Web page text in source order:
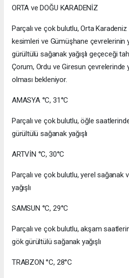
ORTA ve DOĞU KARADENİZ
Parçalı ve çok bulutlu, Orta Karadeniz
kesimleri ve Gümüşhane çevrelerinin
gürültülü sağanak yağışlı geçeceği
Çorum, Ordu ve Giresun çevrelerinde
olması bekleniyor.
AMASYA °C, 31°C
Parçalı ve çok bulutlu, öğle
gürültülü sağanak yağışlı
ARTVİN °C, 30°C
Parçalı ve çok bulutlu, yerel sağanak
yağışlı
SAMSUN °C, 29°C
Parçalı ve çok bulutlu, akşam
gök gürültülü sağanak yağışlı
TRABZON °C, 28°C